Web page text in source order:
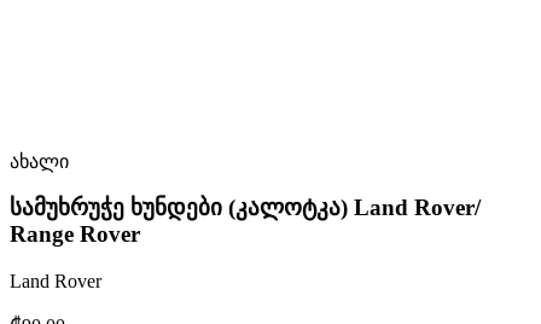
ახალი
სამუხრუჭე ხუნდები (კალოტკა) Land Rover/
Range Rover
Land Rover